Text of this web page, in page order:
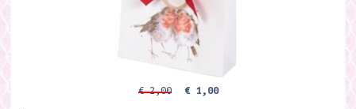
€ 2,00 € 1,00